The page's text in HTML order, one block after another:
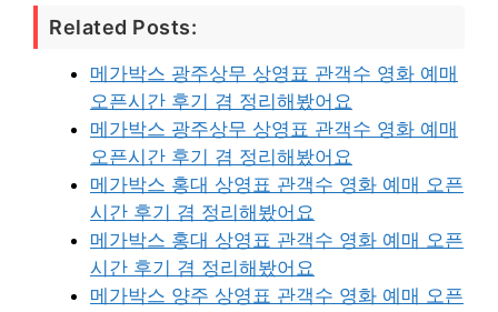
Related Posts:
메가박스 광주상무 상영표 관객수 영화 예매
오픈시간 후기 겸 정리해봤어요
메가박스 광주상무 상영표 관객수 영화 예매
오픈시간 후기 겸 정리해봤어요
메가박스 홍대 상영표 관객수 영화 예매 오픈
시간 후기 겸 정리해봤어요
메가박스 홍대 상영표 관객수 영화 예매 오픈
시간 후기 겸 정리해봤어요
메가박스 양주 상영표 관객수 영화 예매 오픈